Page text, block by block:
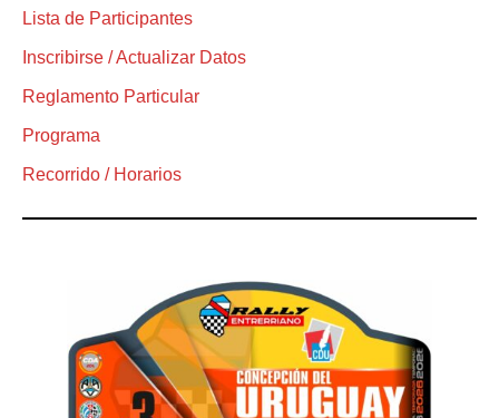
Lista de Participantes
Inscribirse / Actualizar Datos
Reglamento Particular
Programa
Recorrido / Horarios